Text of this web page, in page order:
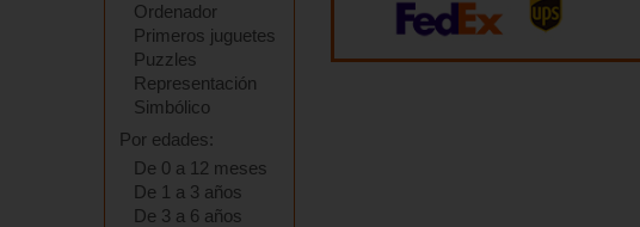
Ordenador
Primeros juguetes
Puzzles
Representación
Simbólico
Por edades:
De 0 a 12 meses
De 1 a 3 años
De 3 a 6 años